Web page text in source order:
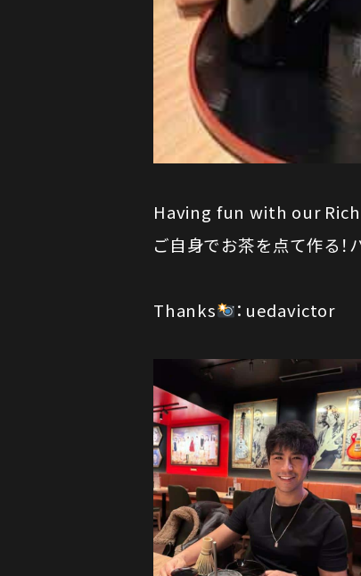
Having fun with our
ご自身でお茶を点て作る！
Thanks ：uedavictor